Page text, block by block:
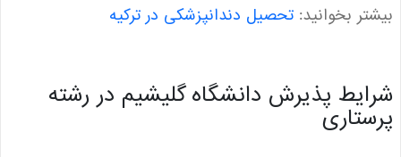
بخوانید:تحصیل دندانپزشکی در ترکیه
پذیرش دانشگاه گلیشیم در رشته